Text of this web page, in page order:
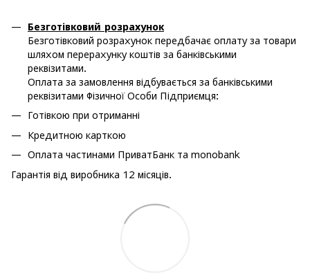
Безготівковий розрахунок
Безготівковий розрахунок передбачає оплату за товари
шляхом перерахунку коштів за банківськими
реквізитами.
Оплата за замовлення відбувається за банківськими
реквізитами Фізичної Особи Підприємця:
Готівкою при отриманні
Кредитною карткою
Оплата частинами ПриватБанк та monobank
Гарантія від виробника 12 місяців.